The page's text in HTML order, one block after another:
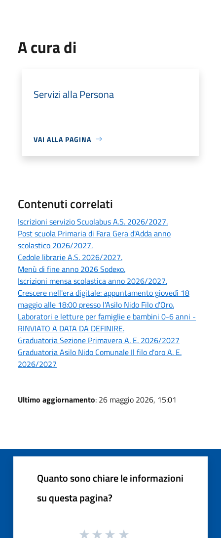
A cura di
Servizi alla Persona
VAI ALLA PAGINA
Contenuti correlati
Iscrizioni servizio Scuolabus A.S. 2026/2027.
Post scuola Primaria di Fara Gera d'Adda anno
scolastico 2026/2027.
Cedole librarie A.S. 2026/2027.
Menù di fine anno 2026 Sodexo.
Iscrizioni mensa scolastica anno 2026/2027.
Crescere nell'era digitale: appuntamento giovedì 18
maggio alle 18:00 presso l'Asilo Nido Filo d'Oro.
Laboratori e letture per famiglie e bambini 0-6 anni -
RINVIATO A DATA DA DEFINIRE.
Graduatoria Sezione Primavera A. E. 2026/2027
Graduatoria Asilo Nido Comunale Il filo d'oro A. E.
2026/2027
Ultimo aggiornamento: 26 maggio 2026, 15:01
Quanto sono chiare le informazioni
su questa pagina?